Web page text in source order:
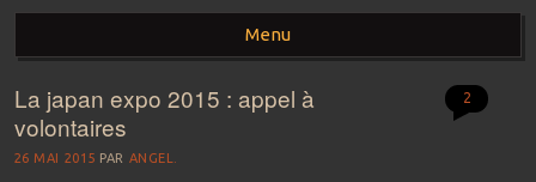
Menu
Aller au contenu principal
La japan expo 2015 : appel à
volontaires
26 MAI 2015 PAR ANGEL.
2